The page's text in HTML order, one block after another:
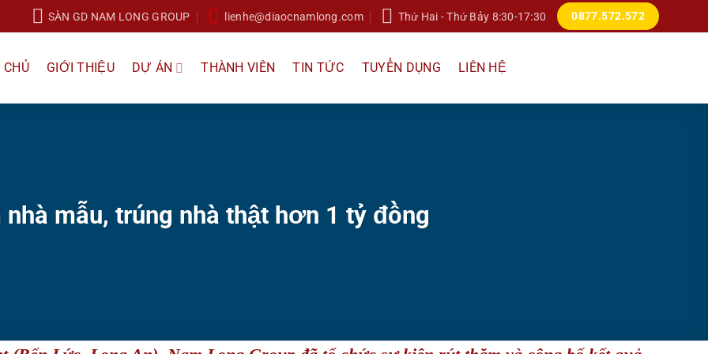
SÀN GD NAM LONG GROUP lienhe@diaocnamlong.com Thứ Hai - Thứ Bảy 8:30-17:30 0877.572.572
CHỦ GIỚI THIỆU DỰ ÁN THÀNH VIÊN TIN TỨC TUYỂN DỤNG LIÊN HỆ
mẫu, trúng nhà thật hơn 1 tỷ đồng